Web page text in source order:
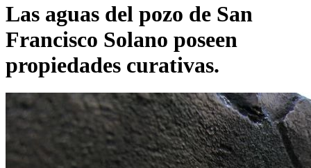
Las aguas del pozo de San
Francisco Solano poseen
propiedades curativas.